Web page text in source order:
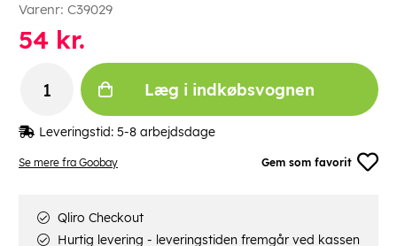
Se mere fra Goobay Gem som favorit
Varenr: C39029
54 kr.
Læg i indkøbsvognen
Leveringstid: 5-8 arbejdsdage
Qliro Checkout
Hurtig levering - leveringstiden fremgår ved kassen